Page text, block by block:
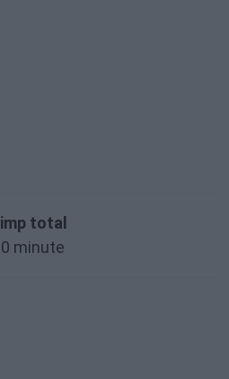
total
minute